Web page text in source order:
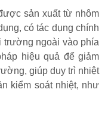
sản xuất từ nhôm
có tác dụng chính
trường ngoài vào phía
hiệu quả để giảm
giúp duy trì nhiệt
kiểm soát nhiệt, như